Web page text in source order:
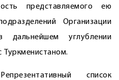
представляемого ею
Организации
углублении
Туркменистаном.
список